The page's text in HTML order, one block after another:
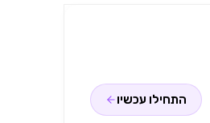
התחילו עכשיו